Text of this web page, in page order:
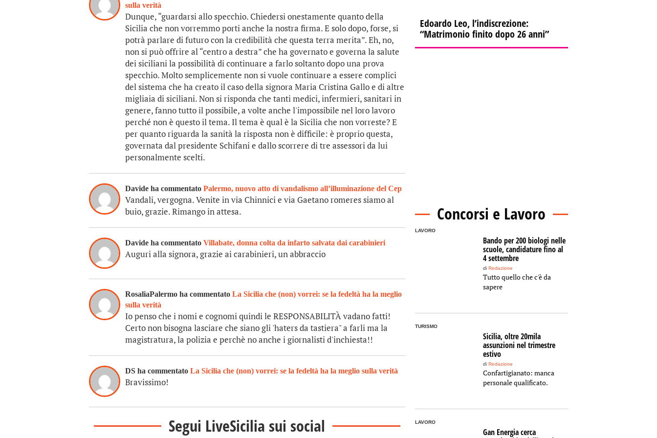
sulla verità
Dunque, “guardarsi allo specchio. Chiedersi onestamente quanto della
Sicilia che non vorremmo porti anche la nostra firma. E solo dopo, forse, si
potrà parlare di futuro con la credibilità che questa terra merita”. Eh, no,
non si può offrire al “centro a destra” che ha governato e governa la salute
dei siciliani la possibilità di continuare a farlo soltanto dopo una prova
specchio. Molto semplicemente non si vuole continuare a essere complici
del sistema che ha creato il caso della signora Maria Cristina Gallo e di altre
migliaia di siciliani. Non si risponda che tanti medici, infermieri, sanitari in
genere, fanno tutto il possibile, a volte anche l'impossibile nel loro lavoro
perché non è questo il tema. Il tema è qual è la Sicilia che non vorreste? E
per quanto riguarda la sanità la risposta non è difficile: è proprio questa,
governata dal presidente Schifani e dallo scorrere di tre assessori da lui
personalmente scelti.
Davide ha commentato Palermo, nuovo atto di vandalismo all’illuminazione del Cep
Vandali, vergogna. Venite in via Chinnici e via Gaetano romeres siamo al
buio, grazie. Rimango in attesa.
Davide ha commentato Villabate, donna colta da infarto salvata dai carabinieri
Auguri alla signora, grazie ai carabinieri, un abbraccio
RosaliaPalermo ha commentato La Sicilia che (non) vorrei: se la fedeltà ha la meglio
sulla verità
Io penso che i nomi e cognomi quindi le RESPONSABILITÀ vadano fatti!
Certo non bisogna lasciare che siano gli 'haters da tastiera" a farli ma la
magistratura, la polizia e perchè no anche i giornalisti d'inchiesta!!
DS ha commentato La Sicilia che (non) vorrei: se la fedeltà ha la meglio sulla verità
Bravissimo!
Segui LiveSicilia sui social
Edoardo Leo, l’indiscrezione:
“Matrimonio finito dopo 26 anni”
Concorsi e Lavoro
LAVORO
Bando per 200 biologi nelle
scuole, candidature fino al
4 settembre
di Redazione
Tutto quello che c'è da
sapere
TURISMO
Sicilia, oltre 20mila
assunzioni nel trimestre
estivo
di Redazione
Confartigianato: manca
personale qualificato.
LAVORO
Gan Energia cerca